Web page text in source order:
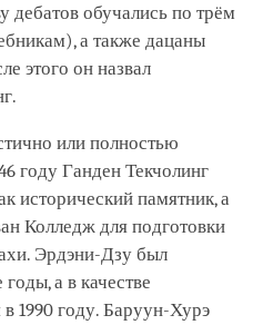
дебатов обучались по трём
а также дацаны
этого он назвал
или полностью
году Ганден Текчолинг
исторический памятник, а
Колледж для подготовки
Эрдэни-Дзу был
а в качестве
1990 году. Баруун-Хурэ